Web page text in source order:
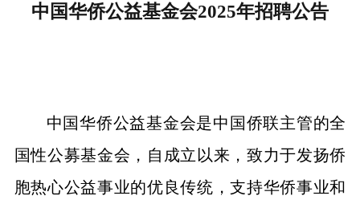
中国华侨公益基金会2025年招聘公告
中国华侨公益基金会是中国侨联主管的全
国性公募基金会， 自成立以来，致力于发扬侨
胞热心公益事业的优良传统，支持华侨事业和